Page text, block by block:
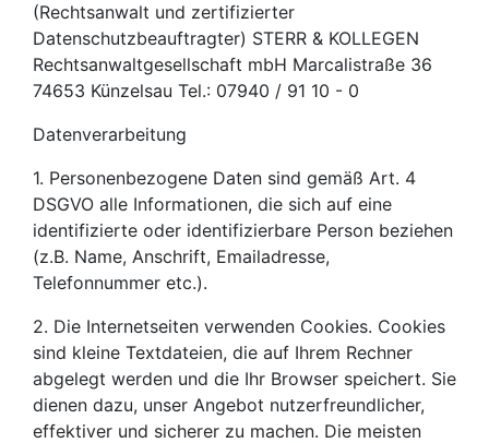
(Rechtsanwalt und zertifizierter
Datenschutzbeauftragter) STERR & KOLLEGEN
Rechtsanwaltgesellschaft mbH Marcalistraße 36
74653 Künzelsau Tel.: 07940 / 91 10 - 0
Datenverarbeitung
1. Personenbezogene Daten sind gemäß Art. 4
DSGVO alle Informationen, die sich auf eine
identifizierte oder identifizierbare Person beziehen
(z.B. Name, Anschrift, Emailadresse,
Telefonnummer etc.).
2. Die Internetseiten verwenden Cookies. Cookies
sind kleine Textdateien, die auf Ihrem Rechner
abgelegt werden und die Ihr Browser speichert. Sie
dienen dazu, unser Angebot nutzerfreundlicher,
effektiver und sicherer zu machen. Die meisten